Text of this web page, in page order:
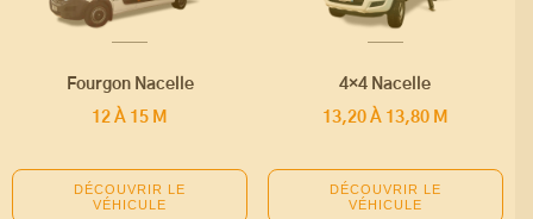
Fourgon Nacelle
12 À 15 M
4×4 Nacelle
13,20 À 13,80 M